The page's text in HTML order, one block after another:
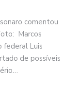
comentou
Marcos
federal Luis
de possíveis